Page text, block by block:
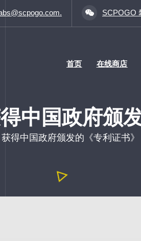
SCPOGO
首页 在线商店
中国政府颁
得中国政府颁发的《专利证书》